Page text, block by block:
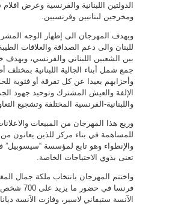
الدولتين اللبنانية والفرنسية وعرض
ومخرجين لبنانيين وفرنسيين.
ويهدف المهرجان الى إظهار الوجه
للبنان والى دعم الصداقة والعلاقات الطيبة
بين الشعبين اللبناني والفرنسي،
جمع شمل أبناء الجالية اللبنانية بمختلف
وأحزابهم بعيدا عن كل تفرقة أو فئوية
الإلفة والعيش المشترك وتوحيد جهود
واللبنانية-الفرنسية المختلفة وتشجيع
وريع هذا المهرجان من المبيعات
للمساهمة في بناء مركز للذين يعانون من
والإنطواء وهو تابع لمؤسسة “سيسوبيل”
تعنى بذوي الاحتياجات الخاصة.
واختتم المهرجان بانتخاب ملكة جمال
فرنسا في
الآنسة ستيفاني لاسير، وفازت الآنسة